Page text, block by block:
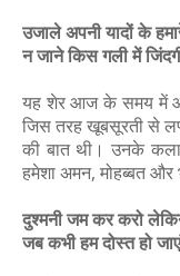
उजाले अपनी यादों के
न जाने किस गली में
यह शेर आज के समय में
जिस तरह खूबसूरती से
की बात थी। उनके
हमेशा अमन, मोहब्बत और
दुश्मनी जम कर करो
जब कभी हम दोस्त हो जाएं